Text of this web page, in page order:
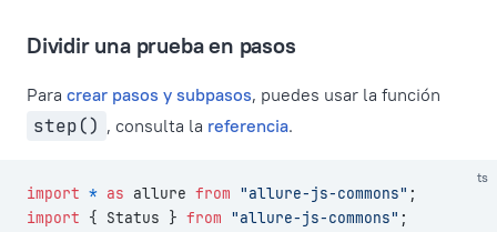
Dividir una prueba en pasos
Para crear pasos y subpasos, puedes usar la función
step() , consulta la referencia.
ts
import * as allure from "allure-js-commons" ;
import { Status } from "allure-js-commons" ;